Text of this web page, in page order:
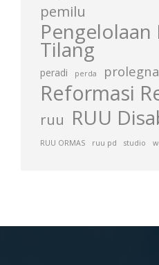
pemilu
Pengelolaan
Tilang
peradi perda
Reformasi
ruu RUU
RUU ORMAS ruu pd studio